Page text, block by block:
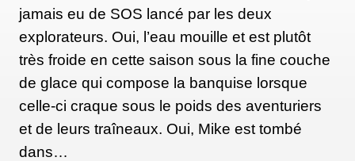
jamais eu de SOS lancé par les deux
explorateurs. Oui, l’eau mouille et est plutôt
très froide en cette saison sous la fine couche
de glace qui compose la banquise lorsque
celle-ci craque sous le poids des aventuriers
et de leurs traîneaux. Oui, Mike est tombé
dans…